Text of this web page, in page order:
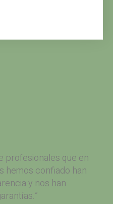
profesionales que en
hemos confiado han
y nos han